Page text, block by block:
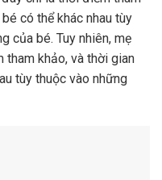
có thể khác nhau tùy
của bé. Tuy nhiên, mẹ
khảo, và thời gian
tùy thuộc vào những